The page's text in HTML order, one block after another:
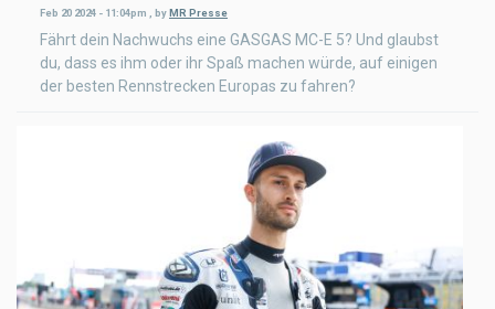
Feb 20 2024 - 11:04pm byMR Presse
Fährt dein Nachwuchs eine GASGAS MC-E 5? Und glaubst
du, dass es ihm oder ihr Spaß machen würde, auf einigen
der besten Rennstrecken Europas zu fahren?